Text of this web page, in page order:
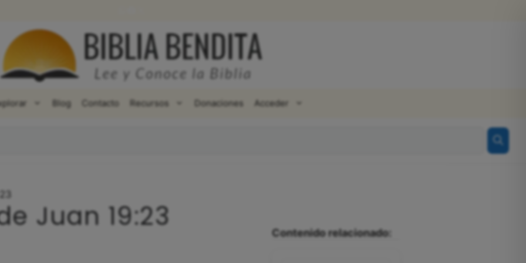
Blog Contacto Recursos Donaciones Acceder
Juan 19:23 Contenido relacionado: